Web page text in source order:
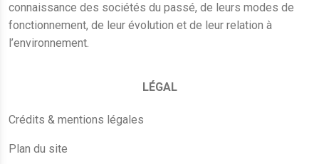
connaissance des sociétés du passé, de leurs modes de
fonctionnement, de leur évolution et de leur relation à
l’environnement.
LÉGAL
Crédits & mentions légales
Plan du site